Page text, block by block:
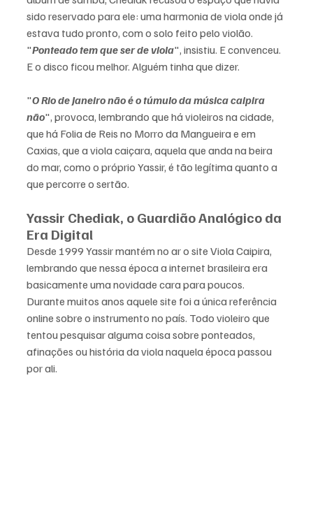
sido reservado para ele: uma harmonia de viola onde já
estava tudo pronto, com o solo feito pelo violão.
"Ponteado tem que ser de viola", insistiu. E convenceu.
E o disco ficou melhor. Alguém tinha que dizer.
"O Rio de Janeiro não é o túmulo da música caipira
não", provoca, lembrando que há violeiros na cidade,
que há Folia de Reis no Morro da Mangueira e em
Caxias, que a viola caiçara, aquela que anda na beira
do mar, como o próprio Yassir, é tão legítima quanto a
que percorre o sertão.
Yassir Chediak, o Guardião Analógico da
Era Digital
Desde 1999 Yassir mantém no ar o site Viola Caipira,
lembrando que nessa época a internet brasileira era
basicamente uma novidade cara para poucos.
Durante muitos anos aquele site foi a única referência
online sobre o instrumento no país. Todo violeiro que
tentou pesquisar alguma coisa sobre ponteados,
afinações ou história da viola naquela época passou
por ali.